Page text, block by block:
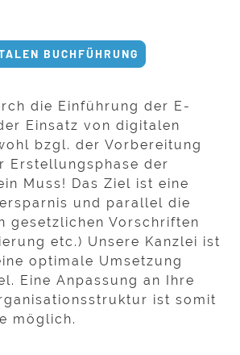
BUCHFÜHRUNG
die Einführung der E-
Einsatz von digitalen
bzgl. der Vorbereitung
Erstellungsphase der
Muss! Das Ziel ist eine
und parallel die
gesetzlichen Vorschriften
etc.) Unsere Kanzlei ist
optimale Umsetzung
Eine Anpassung an Ihre
ist somit
möglich.